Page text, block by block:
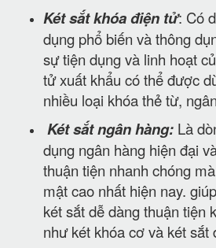
Két sắt khóa điện tử: Có
dụng phổ biến và thông
sự tiện dụng và linh hoạt
tử xuất khẩu có thể được
nhiều loại khóa thẻ từ,
Két sắt ngân hàng: Là
dụng ngân hàng hiện đại
thuận tiện nhanh chóng
mật cao nhất hiện nay.
két sắt dễ dàng thuận tiện
như két khóa cơ và két sắt